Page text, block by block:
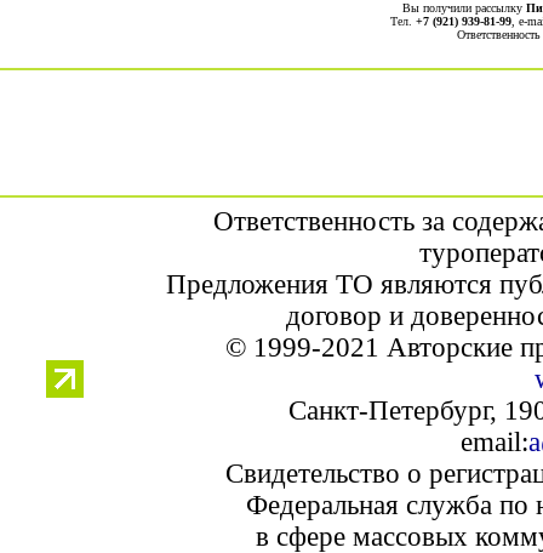
Вы получили рассылку
Тел. +7 (921) 939-81-99 , е-
Ответственность за
Предложения ТО являются
договор и
© 1999-2021 Авторские
Санкт-Петербург,
email:
Свидетельство о
Федеральная служба по
в сфере массовых